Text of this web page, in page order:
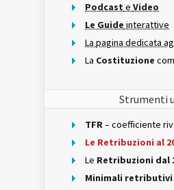
Podcast e Video
Le Guide interattive
La pagina dedicata
La Costituzione
Strumenti
TFR– coefficiente
Le Retribuzioni al
Le Retribuzioni dal
Minimali retributivi